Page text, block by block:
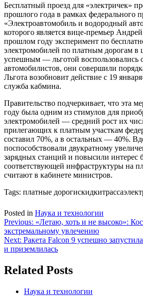
Бесплатный проезд для «электричек»
прошлого года в рамках федерального
«Электроавтомобиль и водородный
которого является вице-премьер
прошлом году эксперимент по
электромобилей по платным дорогам в
успешным — льготой воспользовались
автомобилистов, они совершили
Льгота возобновит действие с 19
служба кабмина.
Правительство подчеркивает, что эта
году была одним из стимулов для
электромобилей — средний рост их
прилегающих к платным участкам
составил 70%, а в остальных — 40%.
поспособствовали двукратному
зарядных станций и повысили интерес
соответствующей инфраструктуры на
считают в кабинете министров.
Tags: платные
Posted in Наука и технологии
Навигация
по
записям
Previous: «Летаю, хоть и не высоко»:
экстремальному увлечению
Next: Ракета Falcon 9 успешно
и приземлилась
Related Posts
Наука и технологии